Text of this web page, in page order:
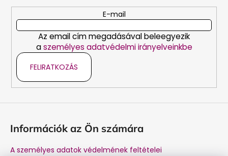
E-mail
Az email cím megadásával beleegyezik
aszemélyes adatvédelmi irányelveinkbe
FELIRATKOZÁS
Információk az Ön számára
A személyes adatok védelmének feltételei